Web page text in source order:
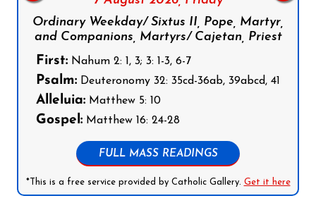
Ordinary Weekday/ Sixtus II, Pope, Martyr,
and Companions, Martyrs/ Cajetan, Priest
First: Nahum 2: 1, 3; 3: 1-3, 6-7
Psalm: Deuteronomy 32: 35cd-36ab, 39abcd, 41
Alleluia: Matthew 5: 10
Gospel: Matthew 16: 24-28
FULL MASS READINGS
*This is a free service provided by Catholic Gallery. Get it here